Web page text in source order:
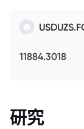
11884.3018
研究